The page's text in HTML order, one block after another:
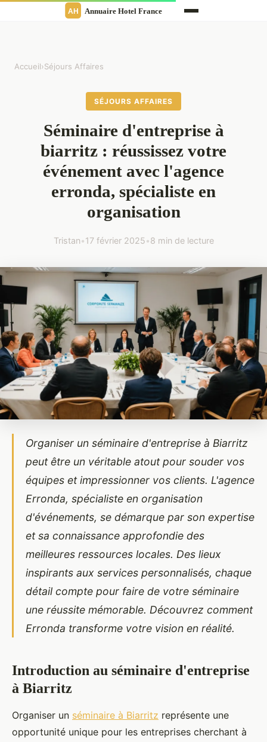
Accueil›Séjours Affaires
SÉJOURS AFFAIRES
Séminaire d'entreprise à
biarritz : réussissez votre
événement avec l'agence
erronda, spécialiste en
organisation
Tristan•17 février 2025•8 min de lecture
Organiser un séminaire d'entreprise à Biarritz
peut être un véritable atout pour souder vos
équipes et impressionner vos clients. L'agence
Erronda, spécialiste en organisation
d'événements, se démarque par son expertise
et sa connaissance approfondie des
meilleures ressources locales. Des lieux
inspirants aux services personnalisés, chaque
détail compte pour faire de votre séminaire
une réussite mémorable. Découvrez comment
Erronda transforme votre vision en réalité.
Introduction au séminaire d'entreprise
à Biarritz
Organiser un séminaire à Biarritz représente une
opportunité unique pour les entreprises cherchant à